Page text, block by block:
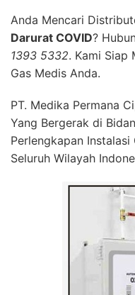
Anda Mencari
Darurat COVID?
1393 5332. Kami Siap
Gas Medis Anda.
PT. Medika Permana
Yang Bergerak di
Perlengkapan Instalasi
Seluruh Wilayah